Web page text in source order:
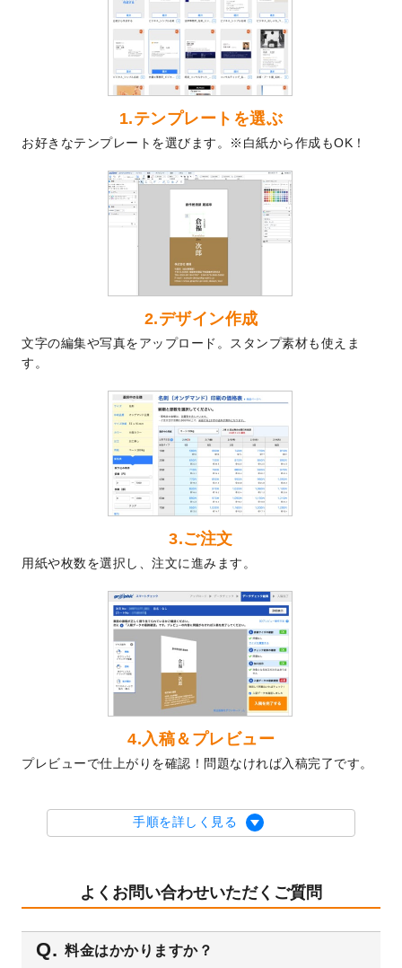
を公開いたしました。
喪中はがきのデザインテンプレート
いたしました。
2025年版1月始まりのカレンダーデザイン
テンプレート
を公開いたしました。
なりました！
プラスチックカードのデザインテンプレー
トを追加しました。
回数券のデザインテンプレート
した。
暑中見舞いのデザインテンプレート
しました。
メッセージカードのデザインテンプレート
を追加しました。
2024/6/14
エコノミータイプののぼりが作成できるよ
うになりました！
【新商品】のぼり
が作成できるようになり
ました！
DMのデザインテンプレートを追加しまし
た。
【新商品】ステッカー
なりました！
2024年版4月始まりのカレンダーデザイン
テンプレートを公開いたしました。
2024年辰年の年賀ポスターデザインテンプ
レート
を公開いたしました。
箔押し年賀状のデザインテンプレート
開いたしました。
クリアファイル、封筒、うちわにてオリジ
ナルデザインで作成できるようになりまし
た！
を公開いたしました。
2023/9/1
2024年版1月始まりのカレンダーデザイン
オリジナルサイズ、変型サイズで作成でき
るようになりました！
2023/8/18
チケットのデザインテンプレートを追加し
ました。
1.テンプレートを選ぶ
お好きなテンプレートを選びます。※白紙から作成もOK！
2.デザイン作成
文字の編集や写真をアップロード。スタンプ素材も使えま
す。
3.ご注文
用紙や枚数を選択し、注文に進みます。
4.入稿＆プレビュー
プレビューで仕上がりを確認！問題なければ入稿完了です。
手順を詳しく見る
よくお問い合わせいただくご質問
料金はかかりますか？